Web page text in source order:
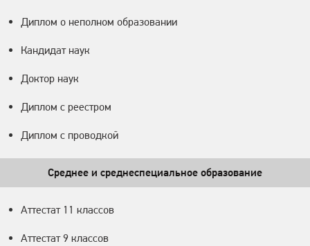
Диплом о неполном образовании
Кандидат наук
Доктор наук
Диплом с реестром
Диплом с проводкой
Среднее и среднеспециальное образование
Аттестат 11 классов
Аттестат 9 классов